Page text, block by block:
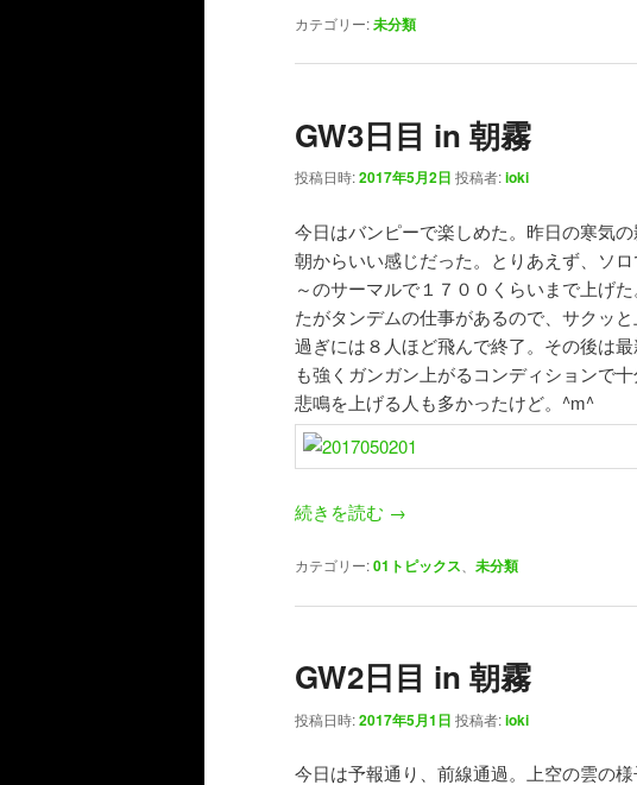
カテゴリー:未分類
GW3日目 in 朝霧
投稿日時:2017年5月2日 投稿者:ioki
今日はバンピーで楽しめた。昨日の寒気
朝からいい感じだった。とりあえず、ソ
～のサーマルで１７００くらいまで上げ
たがタンデムの仕事があるので、サクッ
過ぎには８人ほど飛んで終了。その後は
も強くガンガン上がるコンディションで
悲鳴を上げる人も多かったけど。^m^
続きを読む →
カテゴリー:01トピックス、 未分類
GW2日目 in 朝霧
投稿日時:2017年5月1日 投稿者:ioki
今日は予報通り、前線通過。上空の雲の